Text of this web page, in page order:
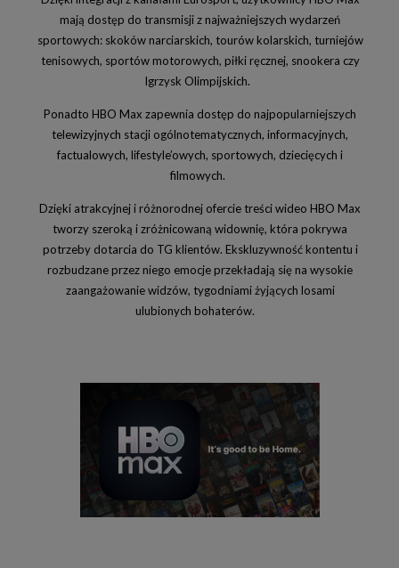
Przyślij przepis
mojegotowanie.pl
National-Geographic.pl
GLAMOUR
STORY.PL​
Onet.pl
FAKT
Plejada.pl
Medonet
Business Insider
Auto Świat
Noizz
Forbes.pl
WP Pilot
CANAL+
mają dostęp do transmisji z najważniejszych wydarzeń
sportowych: skoków narciarskich, tourów kolarskich, turniejów
tenisowych, sportów motorowych, piłki ręcznej, snookera czy
Igrzysk Olimpijskich.
Ponadto HBO Max zapewnia dostęp do najpopularniejszych
telewizyjnych stacji ogólnotematycznych, informacyjnych,
factualowych, lifestyle’owych, sportowych, dziecięcych i
filmowych.
Dzięki atrakcyjnej i różnorodnej ofercie treści wideo HBO Max
tworzy szeroką i zróżnicowaną widownię, która pokrywa
potrzeby dotarcia do TG klientów. Ekskluzywność kontentu i
rozbudzane przez niego emocje przekładają się na wysokie
zaangażowanie widzów, tygodniami żyjących losami
ulubionych bohaterów.